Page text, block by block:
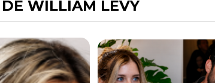
WILLIAM LEVY